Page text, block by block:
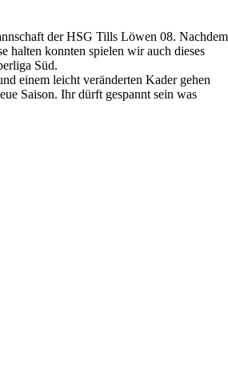
der HSG Tills Löwen 08. Nachdem
halten konnten spielen wir auch dieses
Süd.
einem leicht veränderten Kader gehen
Saison. Ihr dürft gespannt sein was